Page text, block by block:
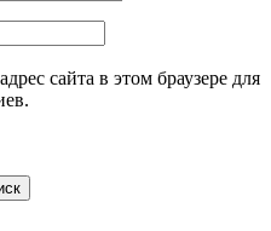
сайта в этом браузере для